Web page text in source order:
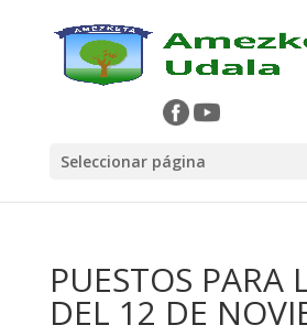
Seleccionar página
PUESTOS PARA
DEL 12 DE